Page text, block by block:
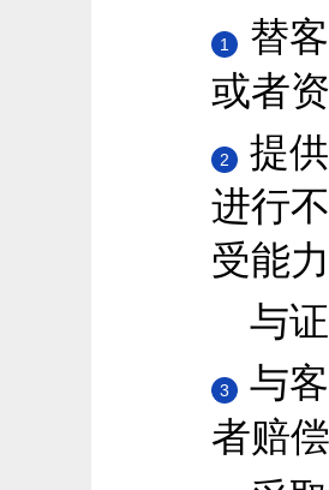
1
替
或者
2
提
进行
受能
与
3
与
者赔